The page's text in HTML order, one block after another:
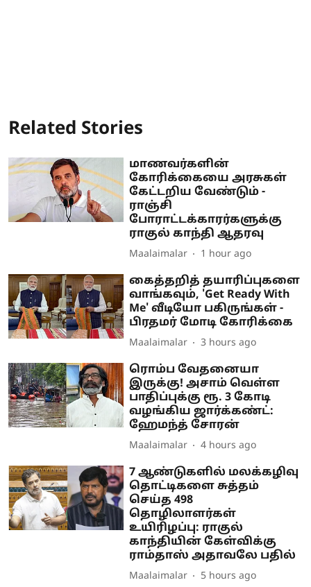
Related Stories
மாணவர்களின்
கோரிக்கையை அரசுகள்
கேட்டறிய வேண்டும் -
ராஞ்சி
போராட்டக்காரர்களுக்கு
ராகுல் காந்தி ஆதரவு
Maalaimalar 1 hour ago
கைத்தறித் தயாரிப்புகளை
வாங்கவும், 'Get Ready With
Me' வீடியோ பகிருங்கள் -
பிரதமர் மோடி கோரிக்கை
Maalaimalar 3 hours ago
ரொம்ப வேதனையா
இருக்கு! அசாம் வெள்ள
பாதிப்புக்கு ரூ. 3 கோடி
வழங்கிய ஜார்க்கண்ட்:
ஹேமந்த் சோரன்
Maalaimalar 4 hours ago
7 ஆண்டுகளில் மலக்கழிவு
தொட்டிகளை சுத்தம்
செய்த 498
தொழிலாளர்கள்
உயிரிழப்பு: ராகுல்
காந்தியின் கேள்விக்கு
ராம்தாஸ் அதாவலே பதில்
Maalaimalar 5 hours ago